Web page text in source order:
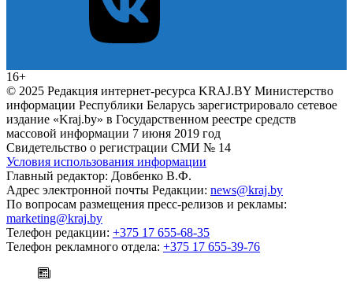
16+
© 2025 Редакция интернет-ресурса KRAJ.BY Министерство
информации Республики Беларусь зарегистрировало сетевое
издание «Kraj.by» в Государственном реестре средств
массовой информации 7 июня 2019 год
Свидетельство о регистрации СМИ № 14
Условия использования информации
Главный редактор: Довбенко В.Ф.
Адрес электронной почты Редакции: news@kraj.by
По вопросам размещения пресс-релизов и рекламы:
marketing@kraj.by
Телефон редакции: +375 17 655-68-35
Телефон рекламного отдела: +375 17 655-39-76